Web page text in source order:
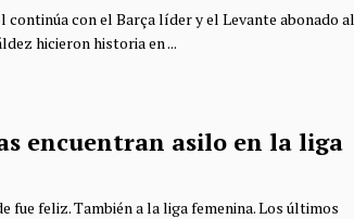
continúa con el Barça líder y el Levante abonado al
hicieron historia en ...
encuentran asilo en la liga
fue feliz. También a la liga femenina. Los últimos